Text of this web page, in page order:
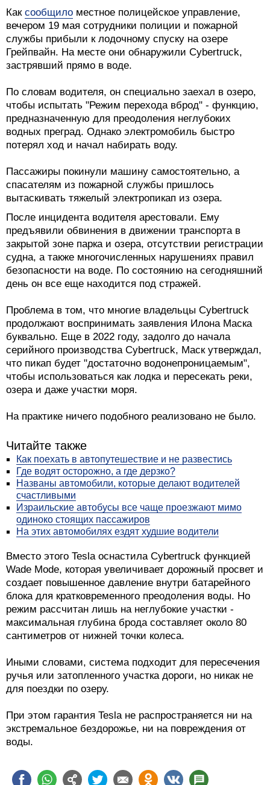
Как сообщило местное полицейское управление,
вечером 19 мая сотрудники полиции и пожарной
службы прибыли к лодочному спуску на озере
Грейпвайн. На месте они обнаружили Cybertruck,
застрявший прямо в воде.
По словам водителя, он специально заехал в озеро,
чтобы испытать "Режим перехода вброд" - функцию,
предназначенную для преодоления неглубоких
водных преград. Однако электромобиль быстро
потерял ход и начал набирать воду.
Пассажиры покинули машину самостоятельно, а
спасателям из пожарной службы пришлось
вытаскивать тяжелый электропикап из озера.
После инцидента водителя арестовали. Ему
предъявили обвинения в движении транспорта в
закрытой зоне парка и озера, отсутствии регистрации
судна, а также многочисленных нарушениях правил
безопасности на воде. По состоянию на сегодняшний
день он все еще находится под стражей.
Проблема в том, что многие владельцы Cybertruck
продолжают воспринимать заявления Илона Маска
буквально. Еще в 2022 году, задолго до начала
серийного производства Cybertruck, Маск утверждал,
что пикап будет "достаточно водонепроницаемым",
чтобы использоваться как лодка и пересекать реки,
озера и даже участки моря.
На практике ничего подобного реализовано не было.
Читайте также
Как поехать в автопутешествие и не развестись
Где водят осторожно, а где дерзко?
Названы автомобили, которые делают водителей
счастливыми
Израильские автобусы все чаще проезжают мимо
одиноко стоящих пассажиров
На этих автомобилях ездят худшие водители
Вместо этого Tesla оснастила Cybertruck функцией
Wade Mode, которая увеличивает дорожный просвет и
создает повышенное давление внутри батарейного
блока для кратковременного преодоления воды. Но
режим рассчитан лишь на неглубокие участки -
максимальная глубина брода составляет около 80
сантиметров от нижней точки колеса.
Иными словами, система подходит для пересечения
ручья или затопленного участка дороги, но никак не
для поездки по озеру.
При этом гарантия Tesla не распространяется ни на
экстремальное бездорожье, ни на повреждения от
воды.